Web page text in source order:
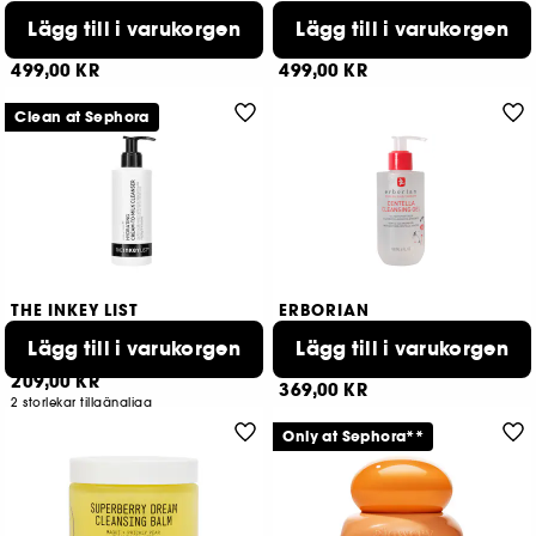
The Matcha Cleanse
Daglig klargörande rengöringsgel
499,00 KR
Lägg till i varukorgen
Great Skin Double Cleanse
Rengörande sminkborttagning
499,00 KR
Lägg till i varukorgen
THE INKEY LIST
Hydrating Cream-to-milk
Cleanser
Återfuktande rengöringslotion
209,00 KR
2 storlekar tillgängliga
Lägg till i varukorgen
Clean at Sephora
ERBORIAN
Centella
Gentle Cleansing Gel
369,00 KR
Lägg till i varukorgen
Only at Sephora**